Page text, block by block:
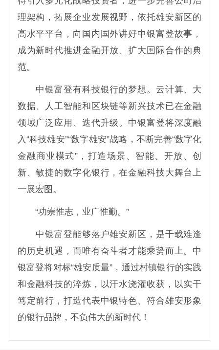
理架构，拓展企业发展视野，依托雄安新区的
高水平平台，向国内国外讲好中银富登故事，
成为新时代推进金融开放、扩大国际合作的典
范。
中银富登有科技银行的梦想。云计算、大
数据、人工智能和区块链等新兴技术已在金融
领域广泛应用、迭代升级。中银富登将深度融
入“科技雄安”“数字雄安”战略，不断完善“数字化
金融商业模式”，打造场景、智能、开放、创
新、敏捷的数字化银行，在金融科技大舞台上
一展宏图。
“功崇惟志，业广惟勤。”
中银富登能够落户雄安新区，是千载难逢
的历史机遇，而唯有奋斗者才能乘势而上。中
银富登将对标“雄安质量”，通过村镇银行的实践
和金融科技的淬炼，以汗水浇灌收获，以实干
笃定前行，打造代表中银特色、符合雄安形象
的银行品牌，不负伟大的新时代！